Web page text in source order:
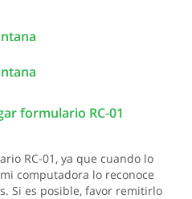
formulario RC-01
RC-01, ya que cuando lo
computadora lo reconoce
Si es posible, favor remitirlo